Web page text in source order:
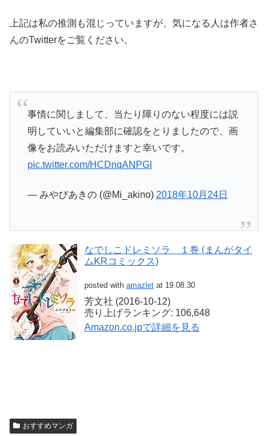
上記は私の推測も混じっていますが、気になる人は作者さ
んのTwitterをご覧ください。
事情に関しまして、当たり障りのない程度には説
明していいと編集部に確認をとりましたので、画
像をお読みいただけますと幸いです。
pic.twitter.com/HCDnqANPGI
— みやびあきの (@Mi_akino) 2018年10月24日
なでしこドレミソラ １巻 (まんがタイ
ムKRコミックス)
posted with amazlet at 19.08.30
芳文社 (2016-10-12)
売り上げランキング: 106,648
Amazon.co.jpで詳細を見る
おすすめマンガ